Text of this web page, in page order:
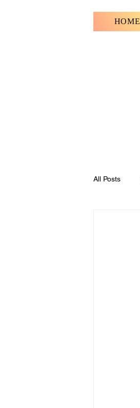
HOME
All Posts